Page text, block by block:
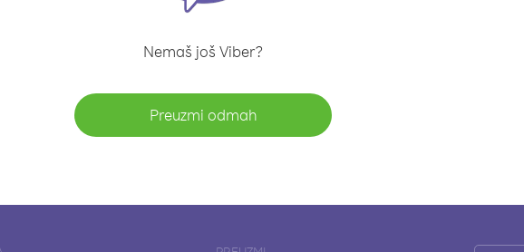
Nemaš još Viber?
Preuzmi odmah